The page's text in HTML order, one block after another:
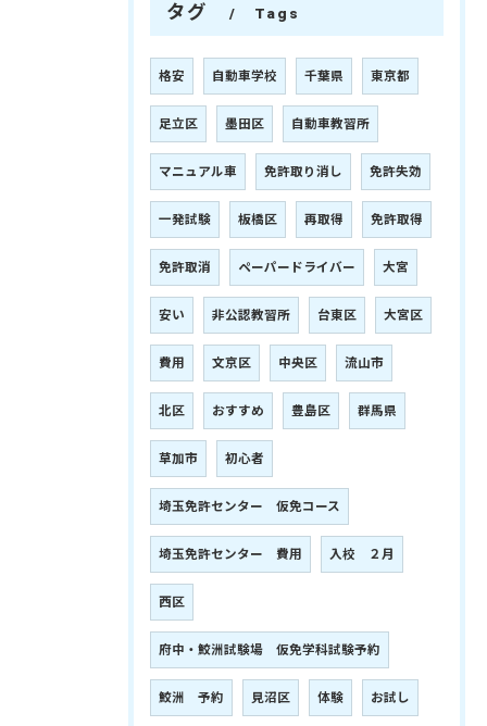
タグ Tags
格安 自動車学校 千葉県 東京都
足立区 墨田区 自動車教習所
マニュアル車 免許取り消し 免許失効
一発試験 板橋区 再取得 免許取得
免許取消 ペーパードライバー 大宮
安い 非公認教習所 台東区 大宮区
費用 文京区 中央区 流山市
北区 おすすめ 豊島区 群馬県
草加市 初心者
埼玉免許センター 仮免コース
埼玉免許センター 費用 入校 ２月
西区
府中・鮫洲試験場 仮免学科試験予約
鮫洲 予約 見沼区 体験 お試し